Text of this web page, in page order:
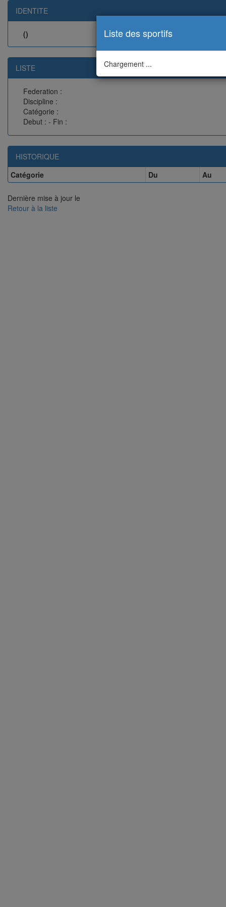
Liste des sportifs
Chargement ...
IDENTITE
()
LISTE
Federation :
Discipline :
Catégorie :
Debut : - Fin :
HISTORIQUE
Catégorie
Du Au
Dernière mise à jour le
Retour à la liste